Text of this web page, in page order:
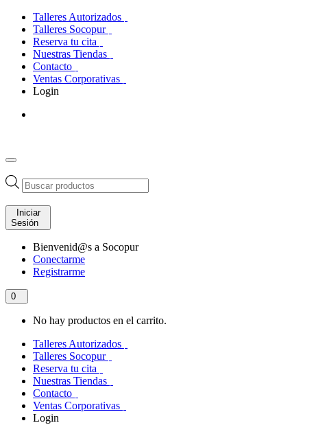
Talleres Autorizados
Talleres Socopur
Reserva tu cita
Nuestras Tiendas
Contacto
Ventas Corporativas
Login
Búsqueda
de
productos
Iniciar
Sesión
Bienvenid@s a Socopur
Conectarme
Registrarme
0
No hay productos en el carrito.
Talleres Autorizados
Talleres Socopur
Reserva tu cita
Nuestras Tiendas
Contacto
Ventas Corporativas
Login